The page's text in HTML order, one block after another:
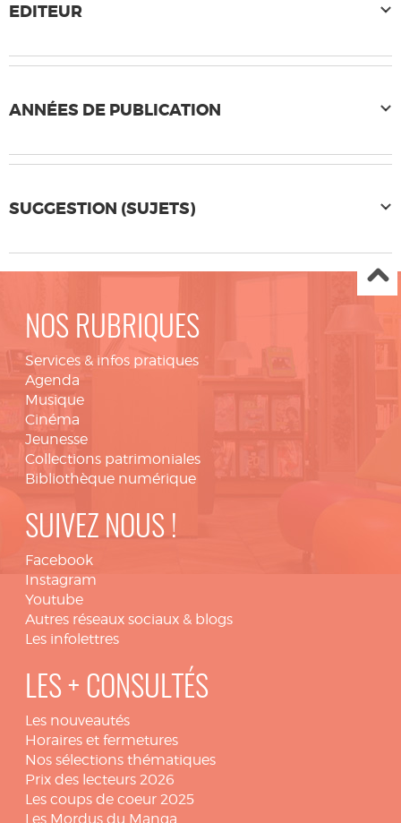
EDITEUR
ANNÉES DE PUBLICATION
SUGGESTION (SUJETS)
NOS RUBRIQUES
Services & infos pratiques
Agenda
Musique
Cinéma
Jeunesse
Collections patrimoniales
Bibliothèque numérique
SUIVEZ NOUS !
Facebook
Instagram
Youtube
Autres réseaux sociaux & blogs
Les infolettres
LES + CONSULTÉS
Les nouveautés
Horaires et fermetures
Nos sélections thématiques
Prix des lecteurs 2026
Les coups de coeur 2025
Les Mordus du Manga